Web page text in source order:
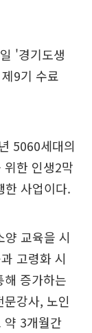
'경기도생
9기 수료
5060세대의
위한 인생2막
한 사업이다.
교육을 시
고령화 시
증가하는
강사, 노인
약 3개월간